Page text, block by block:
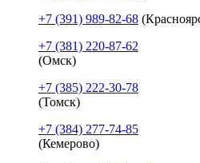
+7 (391) 989-82-68
+7 (381) 220-87-62
(Омск)
+7 (385) 222-30-78
(Томск)
+7 (384) 277-74-85
(Кемерово)